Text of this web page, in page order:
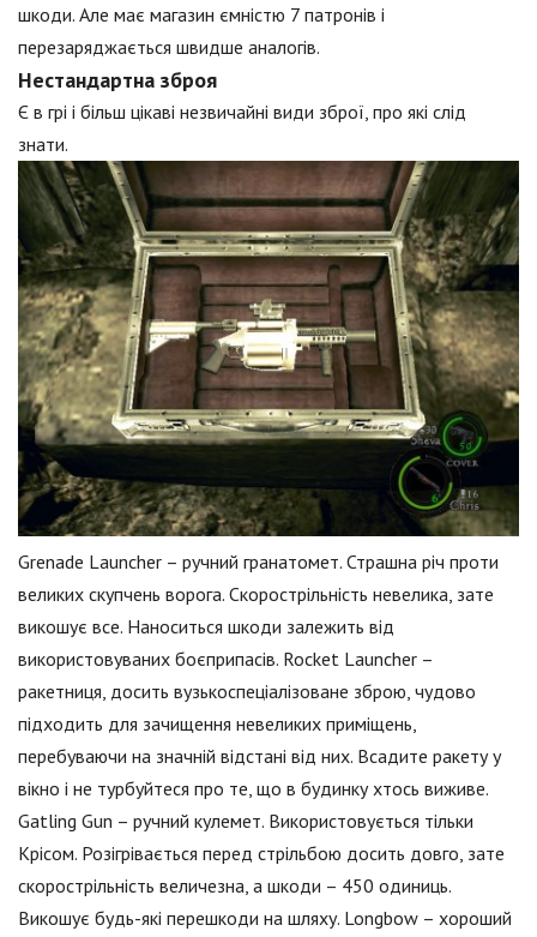
шкоди. Але має магазин ємністю 7 патронів і
перезаряджається швидше аналогів.
Нестандартна зброя
Є в грі і більш цікаві незвичайні види зброї, про які слід
знати.
Grenade Launcher – ручний гранатомет. Страшна річ проти
великих скупчень ворога. Скорострільність невелика, зате
викошує все. Наноситься шкоди залежить від
використовуваних боєприпасів. Rocket Launcher –
ракетниця, досить вузькоспеціалізоване зброю, чудово
підходить для зачищення невеликих приміщень,
перебуваючи на значній відстані від них. Всадите ракету у
вікно і не турбуйтеся про те, що в будинку хтось виживе.
Gatling Gun – ручний кулемет. Використовується тільки
Крісом. Розігрівається перед стрільбою досить довго, зате
скорострільність величезна, а шкоди – 450 одиниць.
Викошує будь-які перешкоди на шляху. Longbow – хороший